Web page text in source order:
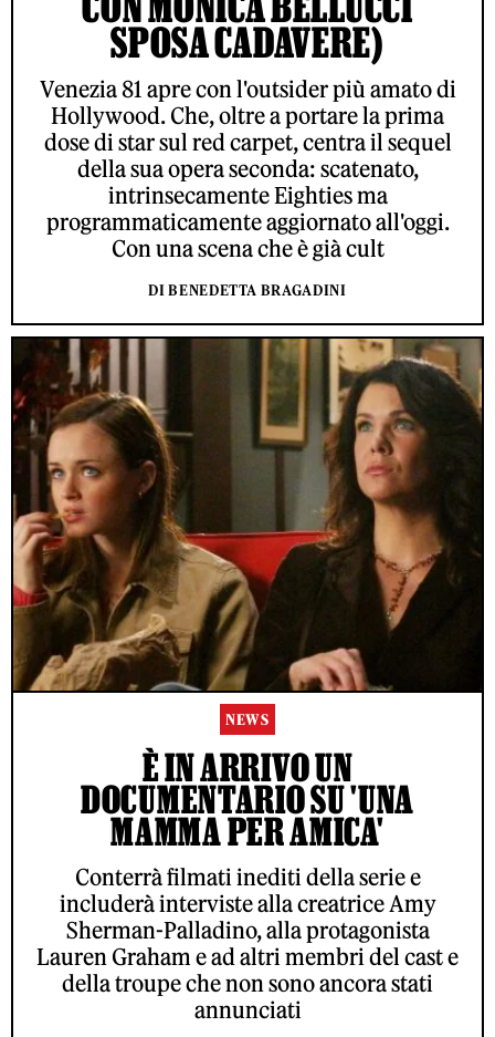
SPOSA CADAVERE)
Venezia 81 apre con l'outsider più amato di
Hollywood. Che, oltre a portare la prima
dose di star sul red carpet, centra il sequel
della sua opera seconda: scatenato,
intrinsecamente Eighties ma
programmaticamente aggiornato all'oggi.
Con una scena che è già cult
DI BENEDETTA BRAGADINI
NEWS
È IN ARRIVO UN
DOCUMENTARIO SU 'UNA
MAMMA PER AMICA'
Conterrà filmati inediti della serie e
includerà interviste alla creatrice Amy
Sherman-Palladino, alla protagonista
Lauren Graham e ad altri membri del cast e
della troupe che non sono ancora stati
annunciati